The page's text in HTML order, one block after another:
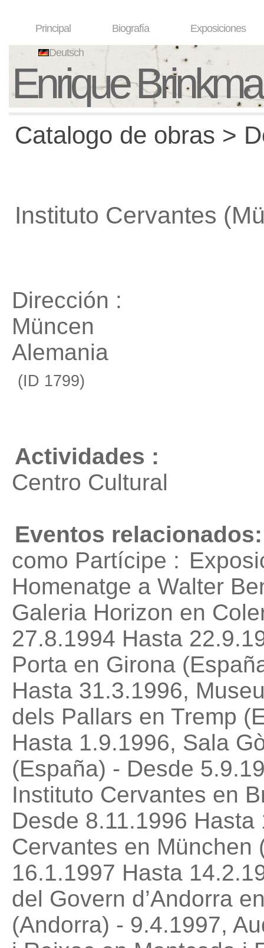
Principal Biografía Exposiciones
Deutsch
Enrique
Catalogo de obras >
Instituto Cervantes
Dirección :
Müncen
Alemania
(ID 1799)
Actividades :
Centro Cultural
Eventos relacionados:
como Partícipe :
Homenatge a Walter
Galeria Horizon en
27.8.1994 Hasta
Porta en Girona
Hasta 31.3.1996,
dels Pallars en Tremp
Hasta 1.9.1996, Sala
(España) - Desde
Instituto Cervantes en
Desde 8.11.1996
Cervantes en München
16.1.1997 Hasta
del Govern d’Andorra
(Andorra) - 9.4.1997,